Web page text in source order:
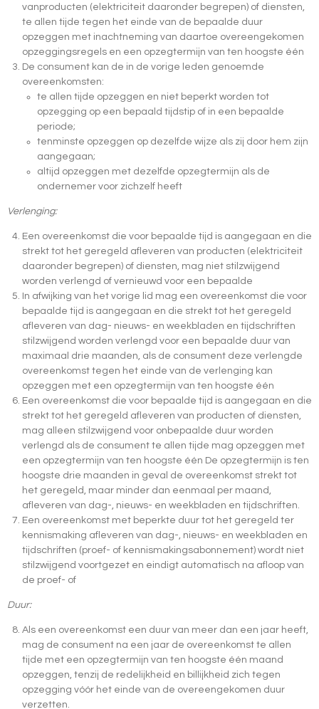
vanproducten (elektriciteit daaronder begrepen) of diensten,
te allen tijde tegen het einde van de bepaalde duur
opzeggen met inachtneming van daartoe overeengekomen
opzeggingsregels en een opzegtermijn van ten hoogste één
De consument kan de in de vorige leden genoemde
overeenkomsten:
te allen tijde opzeggen en niet beperkt worden tot
opzegging op een bepaald tijdstip of in een bepaalde
periode;
tenminste opzeggen op dezelfde wijze als zij door hem zijn
aangegaan;
altijd opzeggen met dezelfde opzegtermijn als de
ondernemer voor zichzelf heeft
Verlenging:
Een overeenkomst die voor bepaalde tijd is aangegaan en die
strekt tot het geregeld afleveren van producten (elektriciteit
daaronder begrepen) of diensten, mag niet stilzwijgend
worden verlengd of vernieuwd voor een bepaalde
In afwijking van het vorige lid mag een overeenkomst die voor
bepaalde tijd is aangegaan en die strekt tot het geregeld
afleveren van dag- nieuws- en weekbladen en tijdschriften
stilzwijgend worden verlengd voor een bepaalde duur van
maximaal drie maanden, als de consument deze verlengde
overeenkomst tegen het einde van de verlenging kan
opzeggen met een opzegtermijn van ten hoogste één
Een overeenkomst die voor bepaalde tijd is aangegaan en die
strekt tot het geregeld afleveren van producten of diensten,
mag alleen stilzwijgend voor onbepaalde duur worden
verlengd als de consument te allen tijde mag opzeggen met
een opzegtermijn van ten hoogste één De opzegtermijn is ten
hoogste drie maanden in geval de overeenkomst strekt tot
het geregeld, maar minder dan eenmaal per maand,
afleveren van dag-, nieuws- en weekbladen en tijdschriften.
Een overeenkomst met beperkte duur tot het geregeld ter
kennismaking afleveren van dag-, nieuws- en weekbladen en
tijdschriften (proef- of kennismakingsabonnement) wordt niet
stilzwijgend voortgezet en eindigt automatisch na afloop van
de proef- of
Duur:
Als een overeenkomst een duur van meer dan een jaar heeft,
mag de consument na een jaar de overeenkomst te allen
tijde met een opzegtermijn van ten hoogste één maand
opzeggen, tenzij de redelijkheid en billijkheid zich tegen
opzegging vóór het einde van de overeengekomen duur
verzetten.